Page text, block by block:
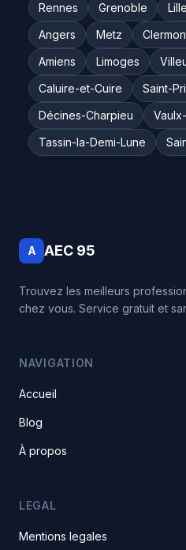
Rennes
Grenoble Lille
Angers
Metz
Amiens
Limoges
Caluire-et-Cuire
Saint-
Décines-Charpieu
Tassin-la-Demi-Lune
A AEC 95
Trouvez les meilleurs
chez vous. Service gratuit et
NAVIGATION
Accueil
Blog
À propos
LEGAL
Mentions legales